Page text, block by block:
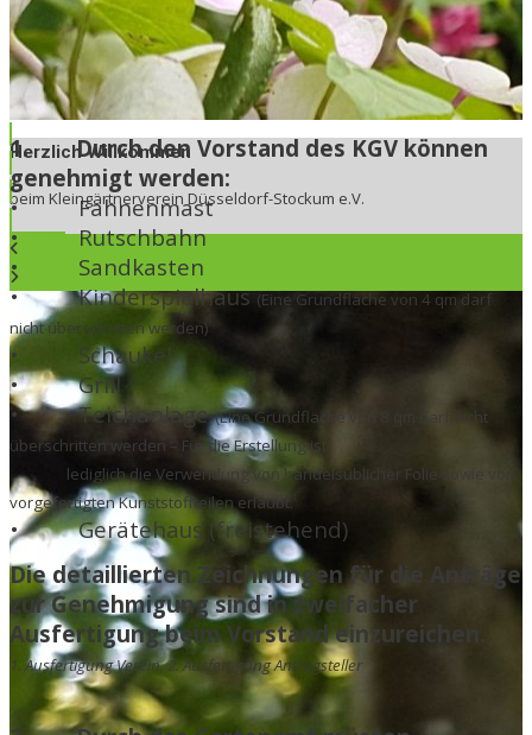
Düsseldorf-Stockum e.V.
1.
Durch den Vorstand des KGV können
genehmigt werden:
•
Fahnenmast
•
Rutschbahn
•
Sandkasten
•
Kinderspielhaus(Eine Grundfläche von 4 qm darf
nicht überschritten werden)
•
Schaukel
•
Grill
•
Teichanlage(Eine Grundfläche von 8 qm darf nicht
überschritten werden – Für die Erstellung ist
lediglich die Verwendung von handelsüblicher Folie sowie von
vorgefertigten Kunststoffteilen erlaubt.
•
Gerätehaus (freistehend)
Die detaillierten Zeichnungen für die Anträge
zur Genehmigung sind in zweifacher
Ausfertigung beim Vorstand einzureichen.
1. Ausfertigung Verein, 2. Ausfertigung Antragsteller